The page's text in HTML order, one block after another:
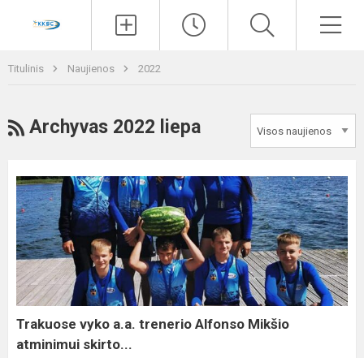
Titulinis Naujienos 2022
RSS
Archyvas 2022 liepa
Trakuose
vyko
a.a.
trenerio
Alfonso
Mikšio
atminimui
skirto...
Trakuose vyko a.a. trenerio Alfonso Mikšio
atminimui skirto...